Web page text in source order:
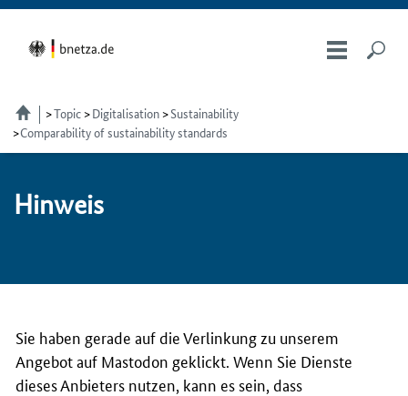
Topic Digitalisation
Sustainability
Comparability of sustainability standards
Hin­weis
Sie haben gerade auf die Verlinkung zu unserem
Angebot auf Mastodon geklickt. Wenn Sie Dienste
dieses Anbieters nutzen, kann es sein, dass